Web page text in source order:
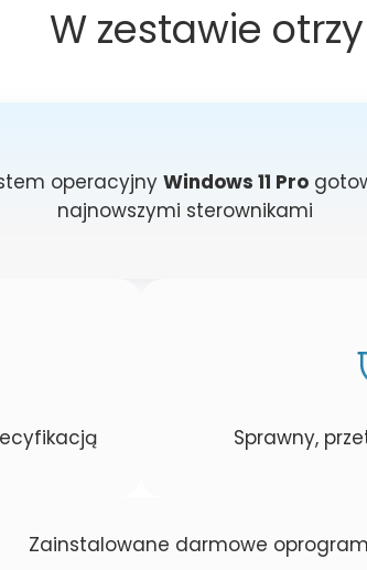
W zestawie
operacyjny Windows 11 Pro
najnowszymi sterownikami
Sprawny,
Zainstalowane darmowe